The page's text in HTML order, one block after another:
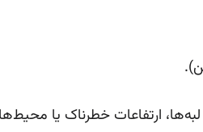
لبه‌ها، ارتفاعات خطرناک یا